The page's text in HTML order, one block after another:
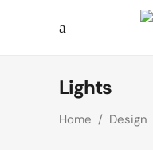
Lights
Home / Design